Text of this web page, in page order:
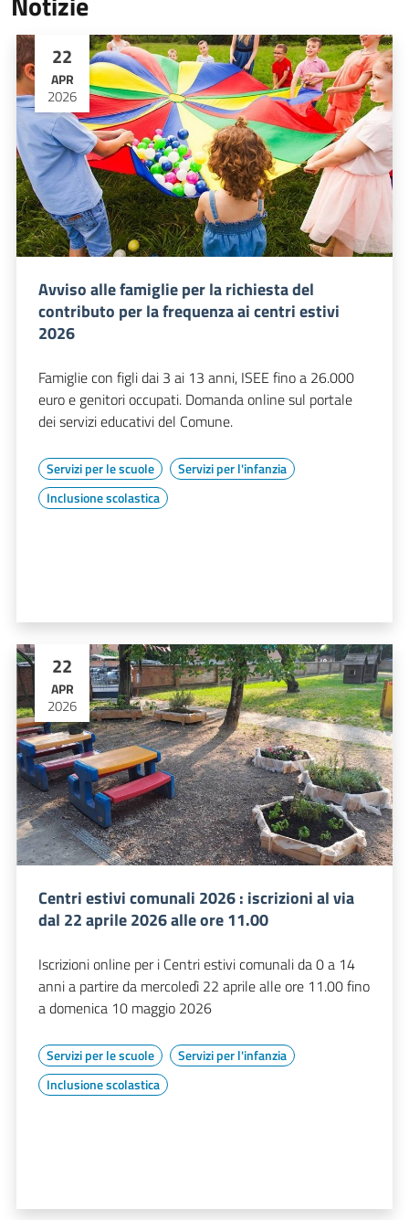
22
APR
2026
Avviso alle famiglie per la richiesta del
contributo per la frequenza ai centri estivi
2026
Famiglie con figli dai 3 ai 13 anni, ISEE fino a 26.000
euro e genitori occupati. Domanda online sul portale
dei servizi educativi del Comune.
Servizi per le scuole
Servizi per l'infanzia
Inclusione scolastica
22
APR
2026
Centri estivi comunali 2026 : iscrizioni al via
dal 22 aprile 2026 alle ore 11.00
Iscrizioni online per i Centri estivi comunali da 0 a 14
anni a partire da mercoledì 22 aprile alle ore 11.00 fino
a domenica 10 maggio 2026
Servizi per le scuole
Servizi per l'infanzia
Inclusione scolastica